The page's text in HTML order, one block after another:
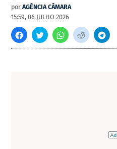
por AGÊNCIA CÂMARA
15:59, 06 JULHO 2026